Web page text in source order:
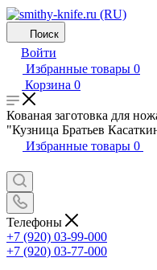
Поиск
Войти
Избранные товары 0
Корзина 0
Кованая заготовка для
"Кузница Братьев
Избранные товары 0
Телефоны
+7 (920) 03-99-000
+7 (920) 03-77-000